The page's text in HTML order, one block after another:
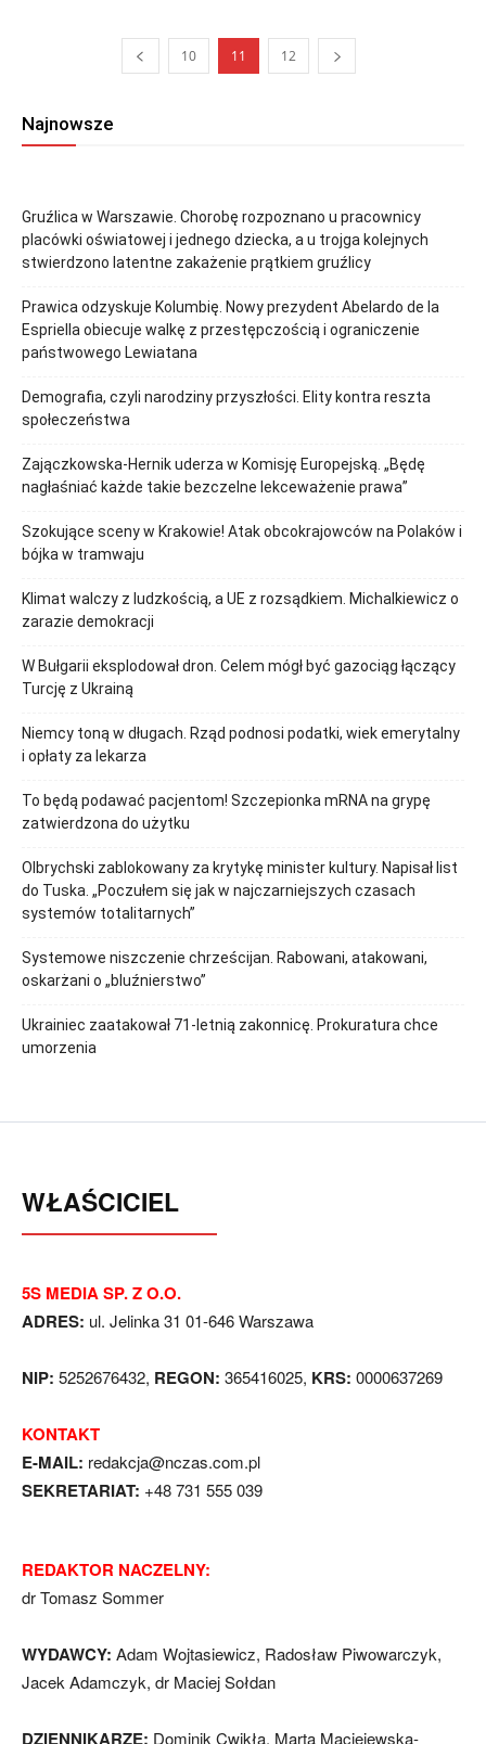
10 11 12
Najnowsze
Gruźlica w Warszawie. Chorobę rozpoznano u pracownicy
placówki oświatowej i jednego dziecka, a u trojga kolejnych
stwierdzono latentne zakażenie prątkiem gruźlicy
Prawica odzyskuje Kolumbię. Nowy prezydent Abelardo de la
Espriella obiecuje walkę z przestępczością i ograniczenie
państwowego Lewiatana
Demografia, czyli narodziny przyszłości. Elity kontra reszta
społeczeństwa
Zajączkowska-Hernik uderza w Komisję Europejską. „Będę
nagłaśniać każde takie bezczelne lekceważenie prawa”
Szokujące sceny w Krakowie! Atak obcokrajowców na Polaków i
bójka w tramwaju
Klimat walczy z ludzkością, a UE z rozsądkiem. Michalkiewicz o
zarazie demokracji
W Bułgarii eksplodował dron. Celem mógł być gazociąg łączący
Turcję z Ukrainą
Niemcy toną w długach. Rząd podnosi podatki, wiek emerytalny
i opłaty za lekarza
To będą podawać pacjentom! Szczepionka mRNA na grypę
zatwierdzona do użytku
Olbrychski zablokowany za krytykę minister kultury. Napisał list
do Tuska. „Poczułem się jak w najczarniejszych czasach
systemów totalitarnych”
Systemowe niszczenie chrześcijan. Rabowani, atakowani,
oskarżani o „bluźnierstwo”
Ukrainiec zaatakował 71-letnią zakonnicę. Prokuratura chce
umorzenia
WŁAŚCICIEL
5S MEDIA SP. Z O.O.
ADRES: ul. Jelinka 31 01-646 Warszawa
NIP: 5252676432, REGON: 365416025, KRS: 0000637269
KONTAKT
E-MAIL: redakcja@nczas.com.pl
SEKRETARIAT: +48 731 555 039
REDAKTOR NACZELNY:
dr Tomasz Sommer
WYDAWCY: Adam Wojtasiewicz, Radosław Piwowarczyk,
Jacek Adamczyk, dr Maciej Sołdan
DZIENNIKARZE: Dominik Cwikła, Marta Maciejewska-